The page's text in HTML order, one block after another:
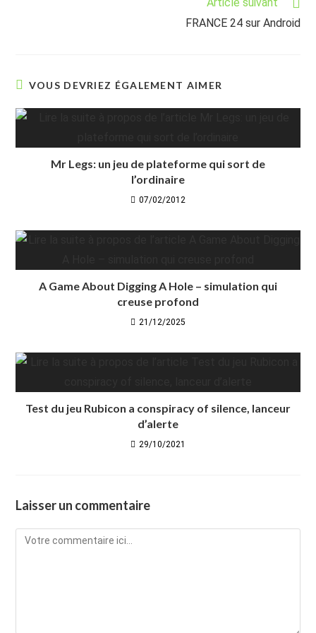
FRANCE 24 sur Android
VOUS DEVRIEZ ÉGALEMENT AIMER
Mr Legs: un jeu de plateforme qui sort de
l’ordinaire
07/02/2012
A Game About Digging A Hole – simulation qui
creuse profond
21/12/2025
Test du jeu Rubicon a conspiracy of silence, lanceur
d’alerte
29/10/2021
Laisser un commentaire
Comment